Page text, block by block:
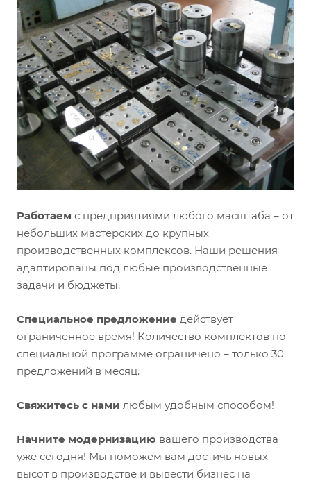
Работаем с предприятиями любого масштаба – от
небольших мастерских до крупных
производственных комплексов. Наши решения
адаптированы под любые производственные
задачи и бюджеты.
Специальное предложение действует
ограниченное время! Количество комплектов по
специальной программе ограничено – только 30
предложений в месяц.
Свяжитесь с нами любым удобным способом!
Начните модернизацию вашего производства
уже сегодня! Мы поможем вам достичь новых
высот в производстве и вывести бизнес на